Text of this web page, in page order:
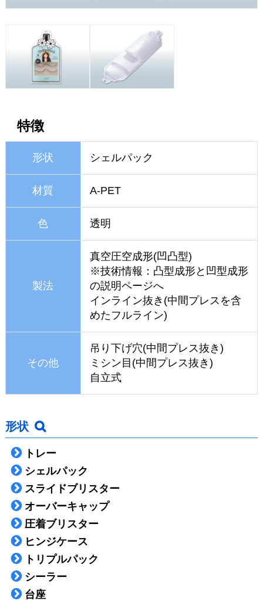
形状
トレー
シェルパック
スライドブリスター
オーバーキャップ
圧着ブリスター
ヒンジケース
トリプルパック
シーラー
台座
特徴
形状 シェルパック
材質 A-PET
色 透明
製法
真空圧空成形(凹凸型)
※技術情報： 凸型成形と凹型成形
の説明ページへ
インライン抜き(中間プレスを含
めたフルライン)
その他
吊り下げ穴(中間プレス抜き)
ミシン目(中間プレス抜き)
自立式